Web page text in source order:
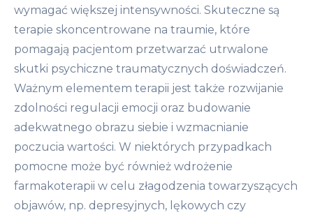
wymagać większej intensywności. Skuteczne są
terapie skoncentrowane na traumie, które
pomagają pacjentom przetwarzać utrwalone
skutki psychiczne traumatycznych doświadczeń.
Ważnym elementem terapii jest także rozwijanie
zdolności regulacji emocji oraz budowanie
adekwatnego obrazu siebie i wzmacnianie
poczucia wartości. W niektórych przypadkach
pomocne może być również wdrożenie
farmakoterapii w celu złagodzenia towarzyszących
objawów, np. depresyjnych, lękowych czy